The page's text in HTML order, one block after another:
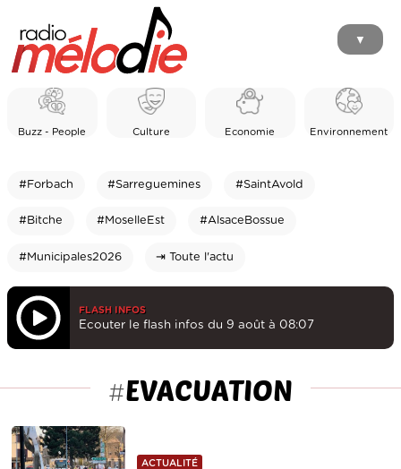
▼
Buzz - People Culture Economie Environnement
#Forbach #Sarreguemines #SaintAvold
#Bitche #MoselleEst #AlsaceBossue
#Municipales2026 ⇥ Toute l'actu
FLASH INFOS
Ecouter le flash infos du 9 août à 08:07
#EVACUATION
ACTUALITÉ